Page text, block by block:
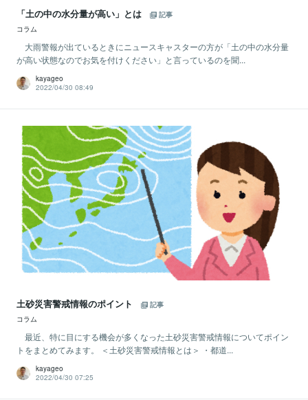
「土の中の水分量が高い」とは
記事
コラム
大雨警報が出ているときにニュースキャスターの方が「土の中の水分量
が高い状態なのでお気を付けください」と言っているのを聞...
kayageo
2022/04/30 08:49
土砂災害警戒情報のポイント
記事
コラム
最近、特に目にする機会が多くなった土砂災害警戒情報についてポイン
トをまとめてみます。 ＜土砂災害警戒情報とは＞ ・都道...
kayageo
2022/04/30 07:25